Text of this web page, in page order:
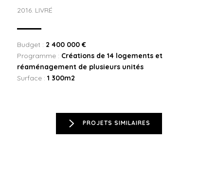
2016. LIVRÉ
Budget : 2 400 000 €
Programme : Créations de 14 logements et
réaménagement de plusieurs unités
Surface : 1 300m2
PROJETS SIMILAIRES